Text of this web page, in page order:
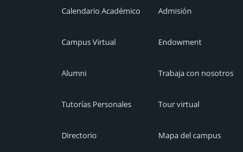
Calendario Académico
Campus Virtual
Alumni
Tutorías Personales
Directorio
Admisión
Endowment
Trabaja con nosotros
Tour virtual
Mapa del campus